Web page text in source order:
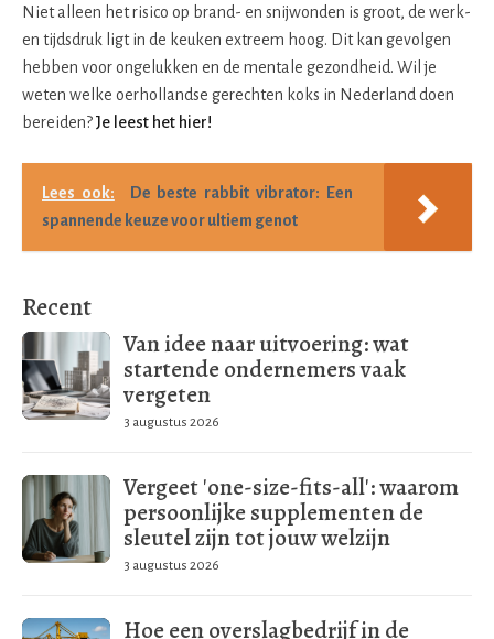
Niet alleen het risico op brand- en snijwonden is groot, de werk-
en tijdsdruk ligt in de keuken extreem hoog. Dit kan gevolgen
hebben voor ongelukken en de mentale gezondheid. Wil je
weten welke oerhollandse gerechten koks in Nederland doen
bereiden?Je leest het hier!
Lees ook:
De beste rabbit vibrator: Een
spannende keuze voor ultiem genot
Recent
Van idee naar uitvoering: wat
startende ondernemers vaak
vergeten
3 augustus 2026
Vergeet 'one-size-fits-all': waarom
persoonlijke supplementen de
sleutel zijn tot jouw welzijn
3 augustus 2026
Hoe een overslagbedrijf in de